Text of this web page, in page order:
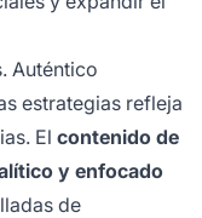
Auténtico
estrategias refleja
El contenido de
y enfocado
de